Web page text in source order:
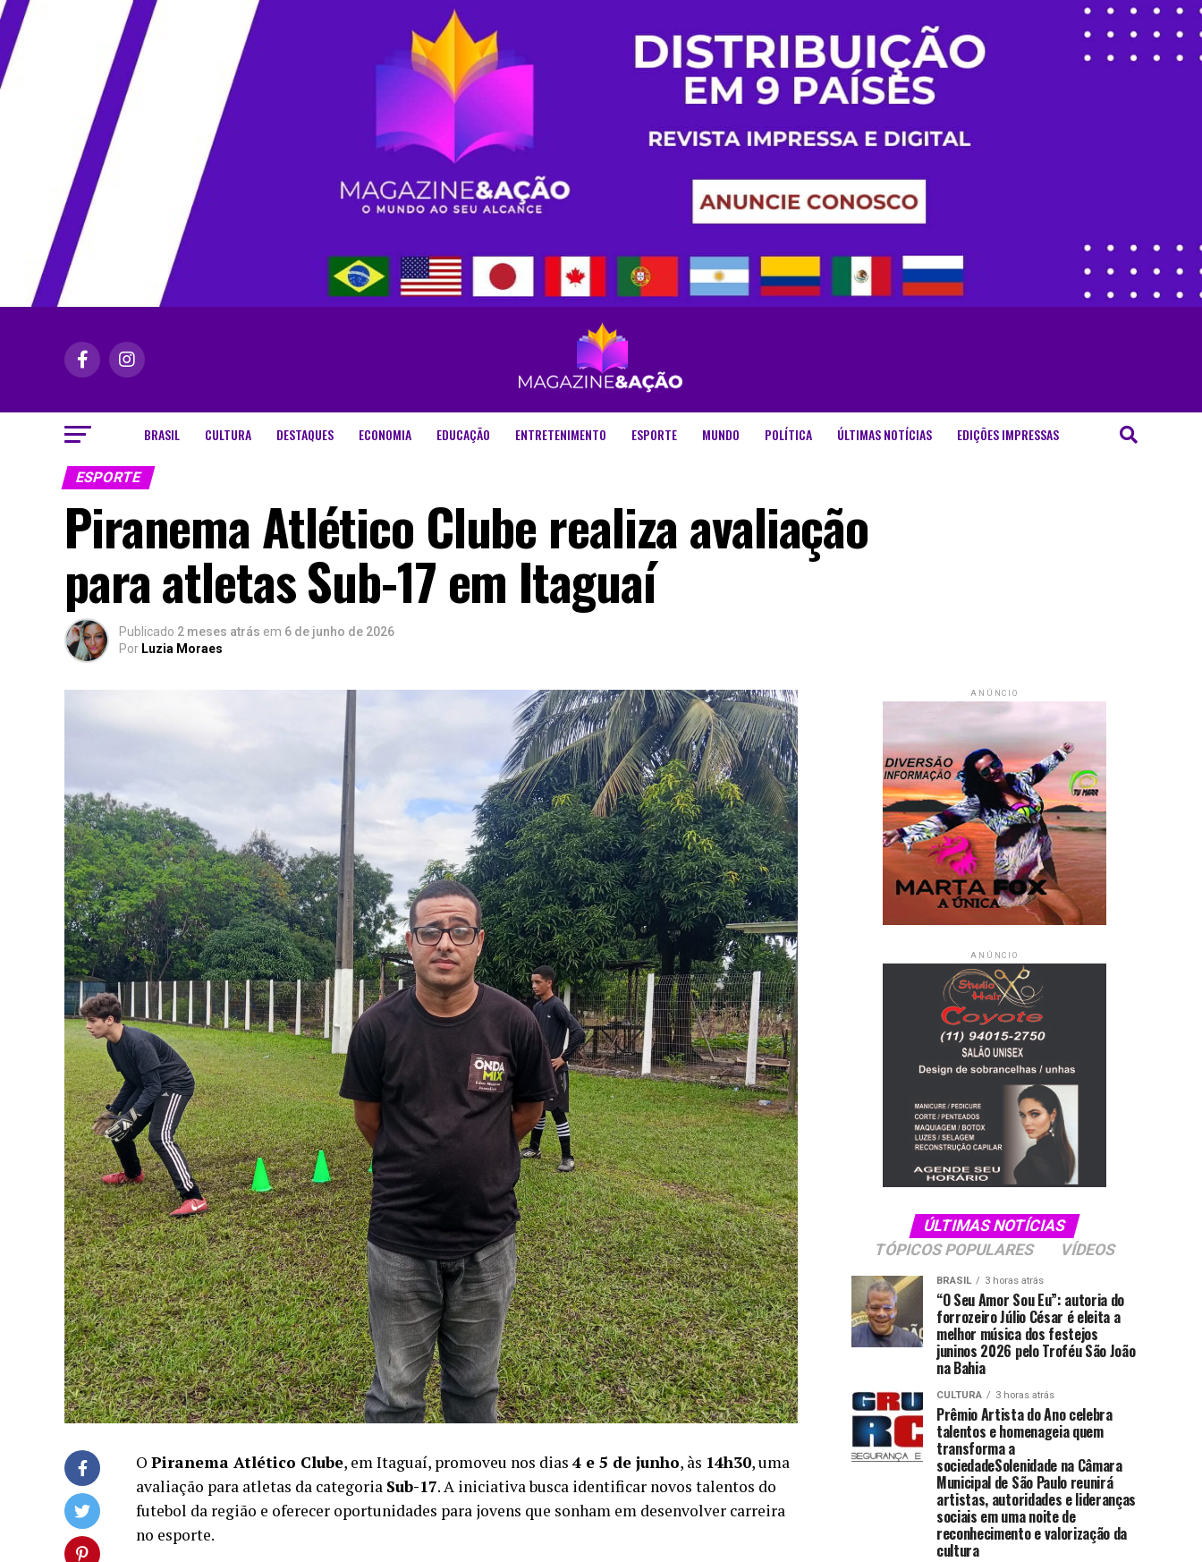
BRASIL CULTURA DESTAQUES ECONOMIA EDUCAÇÃO ENTRETENIMENTO ESPORTE MUNDO POLÍTICA ÚLTIMAS NOTÍCIAS EDIÇÕES IMPRESSAS
ESPORTE
Piranema Atlético Clube realiza avaliação
para atletas Sub-17 em Itaguaí
Publicado 2 meses atrás em 6 de junho de 2026
Por Luzia Moraes
O Piranema Atlético Clube, em Itaguaí, promoveu nos dias 4 e 5 de junho, às 14h30, uma
avaliação para atletas da categoria Sub-17. A iniciativa busca identificar novos talentos do
futebol da região e oferecer oportunidades para jovens que sonham em desenvolver carreira
no esporte.
ANÚNCIO
ANÚNCIO
ÚLTIMAS NOTÍCIAS
TÓPICOS POPULARES
VÍDEOS
BRASIL 3 horas atrás
“O Seu Amor Sou Eu”: autoria do
forrozeiro Júlio César é eleita a
melhor música dos festejos
juninos 2026 pelo Troféu São João
na Bahia
CULTURA 3 horas atrás
Prêmio Artista do Ano celebra
talentos e homenageia quem
transforma a
sociedadeSolenidade na Câmara
Municipal de São Paulo reunirá
artistas, autoridades e lideranças
sociais em uma noite de
reconhecimento e valorização da
cultura